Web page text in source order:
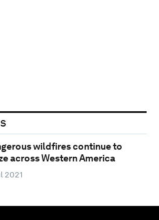
wildfires continue to
across Western America
2021